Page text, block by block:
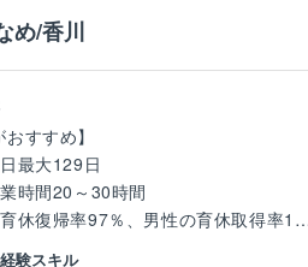
点も、明るい声が響き、活気にあふ
気で、わからないことがあれば気軽に
る環境が整っています。
も多く、壁を感じることなく馴染むこ
る環境です。
〉4：6
ンアップ≫
張することもありますが、慣れる
社員が同行します。
合の理事会・総会にマンション管理担
席し、工事内容の説明を行います。
は、同社グループの建設会社と協力体
、施主側の立場で契約までのサポート
め/香川
おすすめ】
最大129日
時間20～30時間
休復帰率97％、男性の育休取得率10
験スキル